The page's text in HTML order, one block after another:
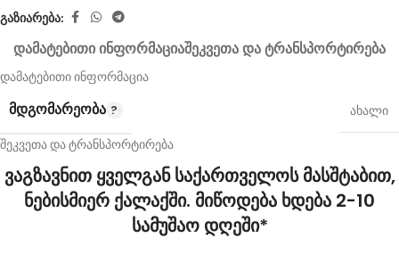
გაზიარება:
ᲓᲐᲛᲐᲢᲔᲑᲘᲗᲘ ᲘᲜᲤᲝᲠᲛᲐᲪᲘᲐᲨᲔᲙᲕᲔᲗᲐ ᲓᲐ ᲢᲠᲐᲜᲡᲞᲝᲠᲢᲘᲠᲔᲑᲐ
დამატებითი ინფორმაცია
ᲛᲓᲒᲝᲛᲐᲠᲔᲝᲑᲐ ახალი
შეკვეთა და ტრანსპორტირება
ვაგზავნით ყველგან საქართველოს მასშტაბით,
ნებისმიერ ქალაქში. მიწოდება ხდება 2-10
სამუშაო დღეში*